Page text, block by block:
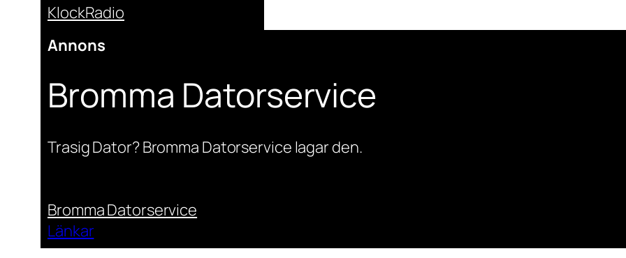
KlockRadio
Annons
Bromma Datorservice
Trasig Dator? Bromma Datorservice lagar den.
Bromma Datorservice
Länkar